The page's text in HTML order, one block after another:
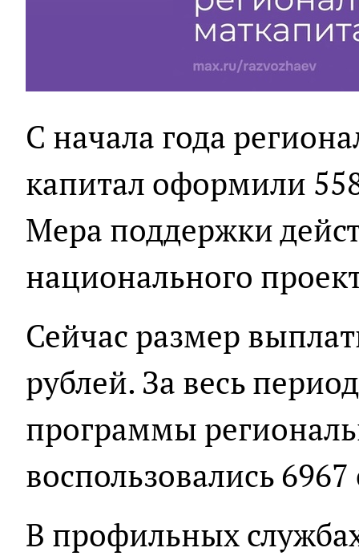
С начала года
капитал оформили
Мера поддержки
национального
Сейчас размер
рублей. За весь
программы
воспользовались
В профильных